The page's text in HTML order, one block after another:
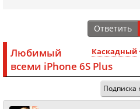
Ответить
Каскадный
Любимый
всеми iPhone 6S Plus
Подписка